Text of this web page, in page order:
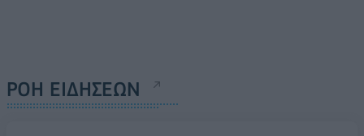
ΡΟΗ ΕΙΔΗΣΕΩΝ